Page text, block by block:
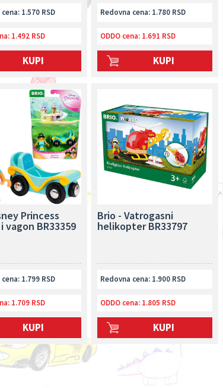
1.570 RSD
1.492 RSD
KUPI
Redovna cena: 1.780 RSD
ODDO cena: 1.691 RSD
KUPI
Princess
vagon BR33359
1.799 RSD
1.709 RSD
KUPI
Brio - Vatrogasni
helikopter BR33797
Redovna cena: 1.900 RSD
ODDO cena: 1.805 RSD
KUPI